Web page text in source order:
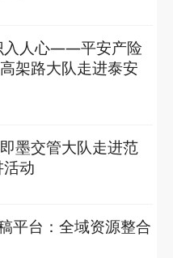
入人心——平安产险
架路大队走进泰安
墨交管大队走进范
动
平台：全域资源整合